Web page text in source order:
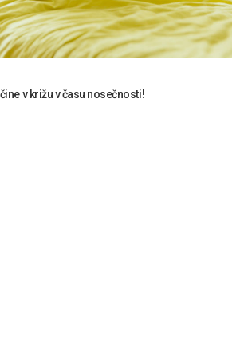
v križu v času nosečnosti!